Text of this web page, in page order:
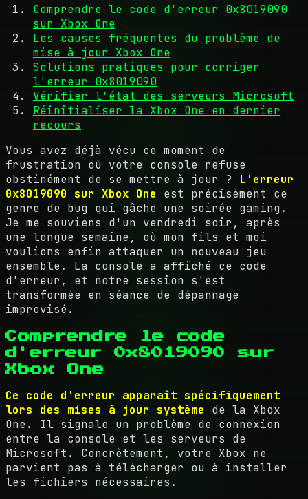
Comprendre le code d'erreur 0x8019090
sur Xbox One
Les causes fréquentes du problème de
mise à jour Xbox One
Solutions pratiques pour corriger
l'erreur 0x8019090
Vérifier l'état des serveurs Microsoft
Réinitialiser la Xbox One en dernier
recours
Vous avez déjà vécu ce moment de
frustration où votre console refuse
obstinément de se mettre à jour ? L'erreur
0x8019090 sur Xbox One est précisément ce
genre de bug qui gâche une soirée gaming.
Je me souviens d'un vendredi soir, après
une longue semaine, où mon fils et moi
voulions enfin attaquer un nouveau jeu
ensemble. La console a affiché ce code
d'erreur, et notre session s'est
transformée en séance de dépannage
improvisé.
Comprendre le code
d'erreur 0x8019090 sur
Xbox One
Ce code d'erreur apparaît spécifiquement
lors des mises à jour système de la Xbox
One. Il signale un problème de connexion
entre la console et les serveurs de
Microsoft. Concrètement, votre Xbox ne
parvient pas à télécharger ou à installer
les fichiers nécessaires.